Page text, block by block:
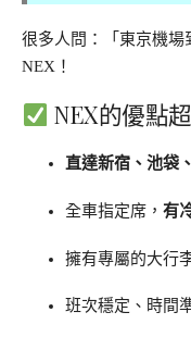
很多人問：「東京機場
NEX！
NEX的優點
直達新宿、池袋
全車指定席， 有
擁有專屬的大行
班次穩定、時間